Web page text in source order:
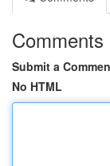
Comments
Submit a
No HTML